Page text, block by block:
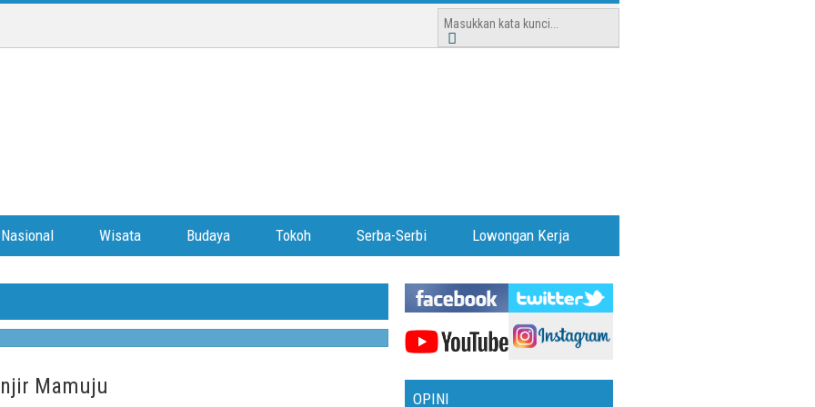
Nasional Wisata Budaya Tokoh Serba-Serbi Lowongan Kerja
tengah mengalami disrupsi radikal. Penurunan drastis
buatan (AI) di mesin telusur memaksa insan pers
depan kini bertumpu pada kemampuan wartawan
media sosial....
Mamuju
OPINI